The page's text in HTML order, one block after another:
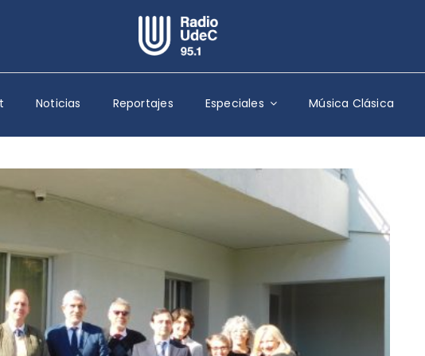
Escuchar Radio UdeC en vivo
Quiénes Somos
Programación
Podcast
Columnas
Música Clásica
Especiales
Noticias Reportajes Especiales Música Clásica